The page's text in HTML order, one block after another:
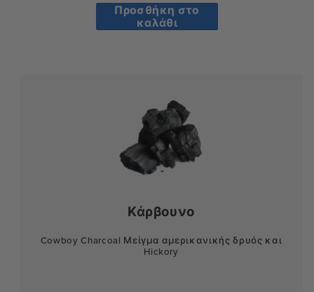
price
Προσθήκη στο
καλάθι
Κάρβουνο
Cowboy Charcoal Μείγμα αμερικανικής δρυός και
Hickory